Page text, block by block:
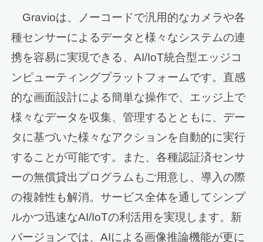
Gravioは、ノーコードで汎用的なカメラや各
種センサーによるデータと様々なシステムの連
携を容易に実現できる、AI/IoT統合型エッジコ
ンピューティングプラットフォームです。直感
的な画面設計による簡単な操作で、エッジ上で
様々なデータを収集、管理するとともに、デー
タに基づいた様々なアクションを自動的に実行
することが可能です。また、各種認証済センサ
ーの無償貸出プログラムもご用意し、導入の際
の複雑性も解消。サービス全体を通してシンプ
ルかつ迅速なAI/IoTの利活用を実現します。新
バージョンでは、AIによる画像推論機能が更に